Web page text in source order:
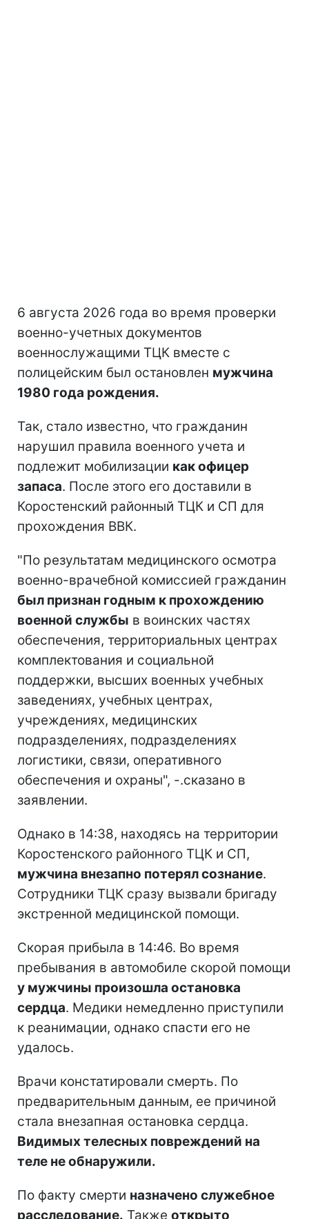
6 августа 2026 года во время проверки
военно-учетных документов
военнослужащими ТЦК вместе с
полицейским был остановлен мужчина
1980 года рождения.
Так, стало известно, что гражданин
нарушил правила военного учета и
подлежит мобилизации как офицер
запаса. После этого его доставили в
Коростенский районный ТЦК и СП для
прохождения ВВК.
"По результатам медицинского осмотра
военно-врачебной комиссией гражданин
был признан годным к прохождению
военной службы в воинских частях
обеспечения, территориальных центрах
комплектования и социальной
поддержки, высших военных учебных
заведениях, учебных центрах,
учреждениях, медицинских
подразделениях, подразделениях
логистики, связи, оперативного
обеспечения и охраны", -.сказано в
заявлении.
Однако в 14:38, находясь на территории
Коростенского районного ТЦК и СП,
мужчина внезапно потерял сознание.
Сотрудники ТЦК сразу вызвали бригаду
экстренной медицинской помощи.
Скорая прибыла в 14:46. Во время
пребывания в автомобиле скорой помощи
у мужчины произошла остановка
сердца. Медики немедленно приступили
к реанимации, однако спасти его не
удалось.
Врачи констатировали смерть. По
предварительным данным, ее причиной
стала внезапная остановка сердца.
Видимых телесных повреждений на
теле не обнаружили.
По факту смерти назначено служебное
расследование. Также открыто